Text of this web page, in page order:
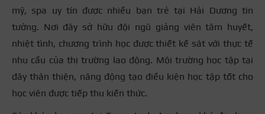
mỹ, spa uy tín được nhiều bạn trẻ tại Hải Dương tin
tưởng. Nơi đây sở hữu đội ngũ giảng viên tâm huyết,
nhiệt tình, chương trình học được thiết kế sát với thực tế
nhu cầu của thị trường lao động. Môi trường học tập tại
đây thân thiện, năng động tạo điều kiện học tập tốt cho
học viên được tiếp thu kiến thức.